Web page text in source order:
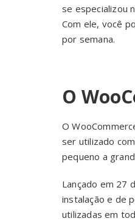
se especializou
Com ele, você
por semana.
O
O
ser utilizado
pequeno a
Lançado em 27
instalação e de
utilizadas em